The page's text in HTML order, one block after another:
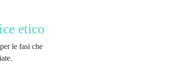
etico
le fasi che